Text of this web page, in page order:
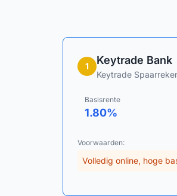
1 Keytrade Bank
Keytrade
Basisrente
1.80%
Voorwaarden:
Volledig online, hoge